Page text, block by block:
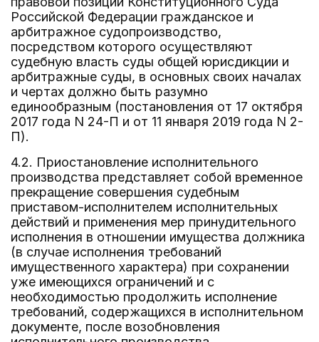
Российской Федерации гражданское и
арбитражное судопроизводство,
посредством которого осуществляют
судебную власть суды общей юрисдикции и
арбитражные суды, в основных своих началах
и чертах должно быть разумно
единообразным (постановления от 17 октября
2017 года N 24-П и от 11 января 2019 года N 2-
П).
4.2. Приостановление исполнительного
производства представляет собой временное
прекращение совершения судебным
приставом-исполнителем исполнительных
действий и применения мер принудительного
исполнения в отношении имущества должника
(в случае исполнения требований
имущественного характера) при сохранении
уже имеющихся ограничений и с
необходимостью продолжить исполнение
требований, содержащихся в исполнительном
документе, после возобновления